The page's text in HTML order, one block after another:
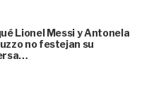
Lionel Messi y Antonela
no festejan su